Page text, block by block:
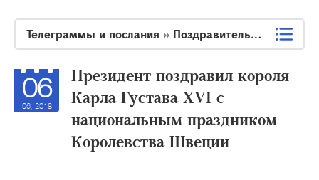
Телеграммы и послания » Поздравительные телеграммы и послания
06
06, 2018
Президент поздравил короля
Карла Густава XVI с
национальным праздником
Королевства Швеции